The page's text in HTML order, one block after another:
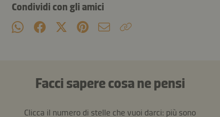
Condividi con gli amici
Facci sapere cosa ne pensi
Clicca il numero di stelle che vuoi darci: più sono